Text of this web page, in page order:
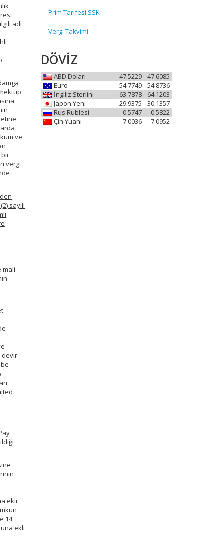
adı
ve
bir
vergi
sayılı
mali
devir
ekli
14
ekli
Prim Tarifesi SSK
Vergi Takvimi
DÖVİZ
ABD Doları 47.6085
47.5229
Euro
54.8736
54.7749
İngiliz Sterlini
64.1203
63.7878
Japon Yeni
30.1357
29.9375
Rus Rublesi
0.5822
0.5747
Çin Yuanı
7.0952
7.0036